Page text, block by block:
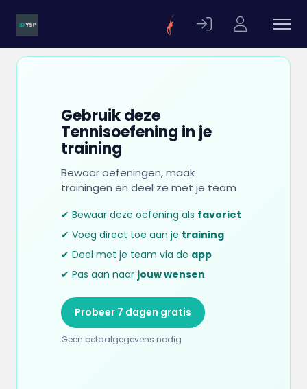
Gebruik deze
Tennisoefening in je
training
Bewaar oefeningen, maak
trainingen en deel ze met je team
✔ Bewaar deze oefening als favoriet
✔ Voeg direct toe aan je training
✔ Deel met je team via de app
✔ Pas aan naar jouw wensen
Probeer 7 dagen gratis
Geen betaalgegevens nodig